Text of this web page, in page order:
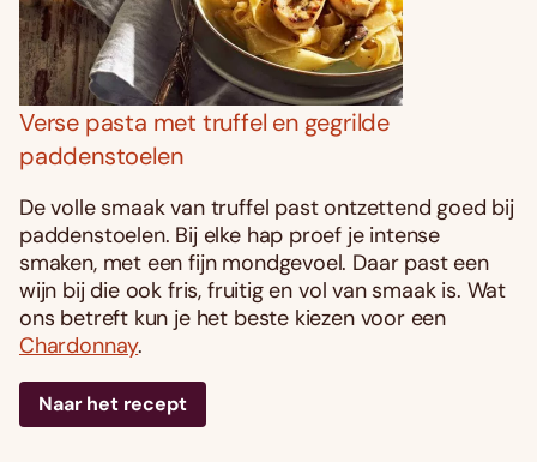
Verse pasta met truffel en gegrilde
paddenstoelen
De volle smaak van truffel past ontzettend goed bij
paddenstoelen. Bij elke hap proef je intense
smaken, met een fijn mondgevoel. Daar past een
wijn bij die ook fris, fruitig en vol van smaak is. Wat
ons betreft kun je het beste kiezen voor een
Chardonnay.
Naar het recept